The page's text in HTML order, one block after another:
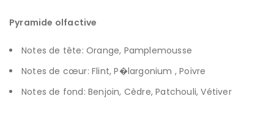
Pyramide olfactive
Notes de tête: Orange, Pamplemousse
Notes de cœur: Flint, P�largonium , Poivre
Notes de fond: Benjoin, Cèdre, Patchouli, Vétiver